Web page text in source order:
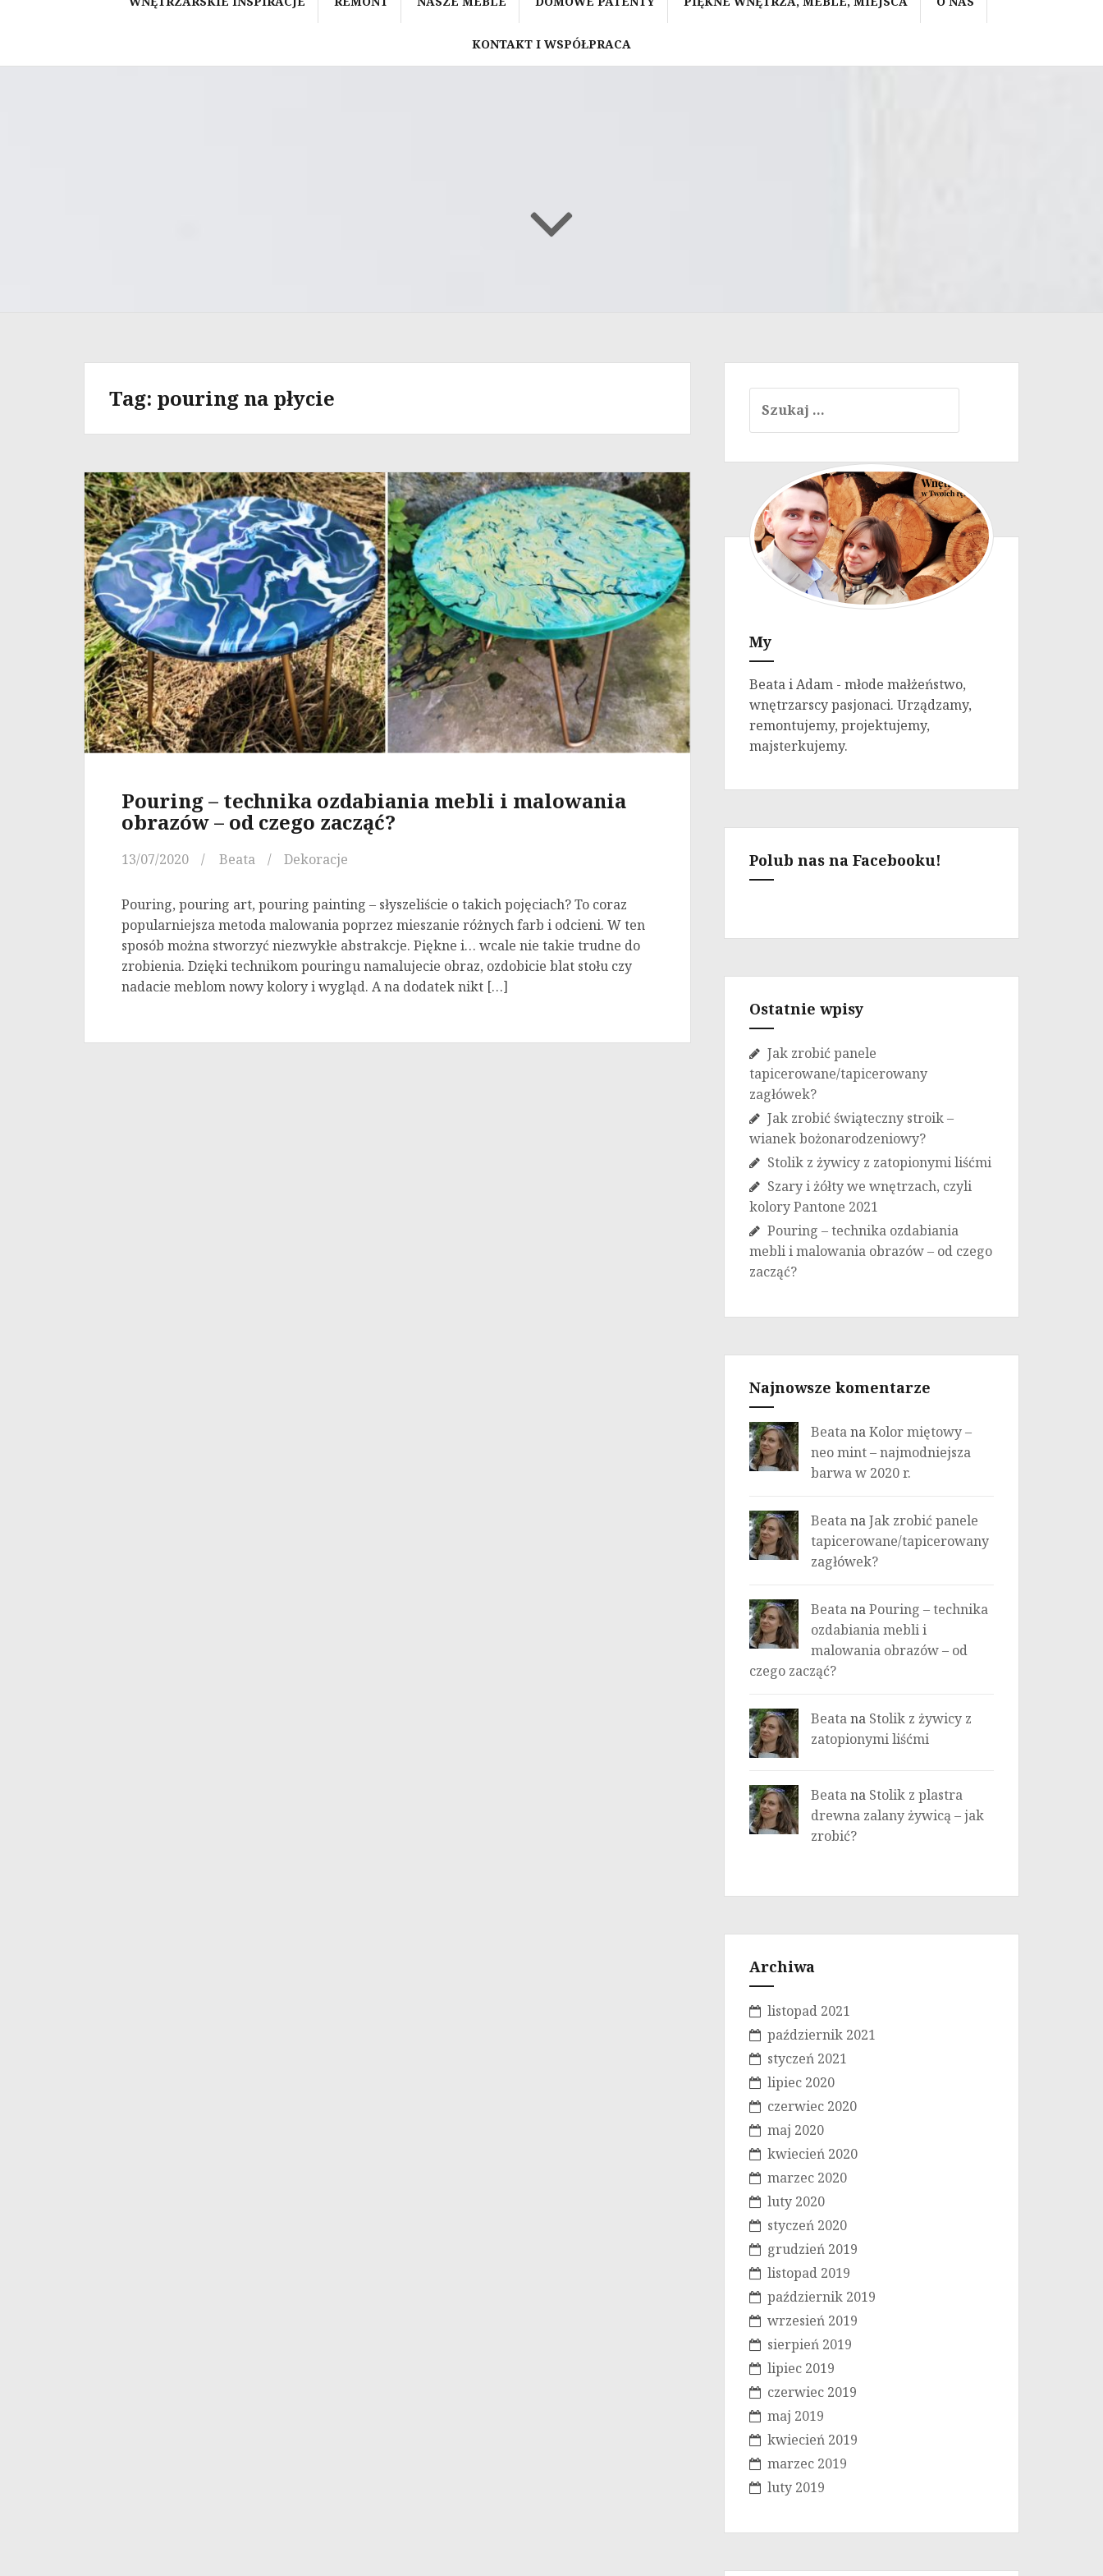
KONTAKT I WSPÓŁPRACA
Tag: pouring na płycie
Pouring – technika ozdabiania mebli i malowania
obrazów – od czego zacząć?
13/07/2020 Beata Dekoracje
Pouring, pouring art, pouring painting – słyszeliście o takich pojęciach? To coraz
popularniejsza metoda malowania poprzez mieszanie różnych farb i odcieni. W ten
sposób można stworzyć niezwykłe abstrakcje. Piękne i… wcale nie takie trudne do
zrobienia. Dzięki technikom pouringu namalujecie obraz, ozdobicie blat stołu czy
nadacie meblom nowy kolory i wygląd. A na dodatek nikt […]
My
Beata i Adam - młode małżeństwo,
wnętrzarscy pasjonaci. Urządzamy,
remontujemy, projektujemy,
majsterkujemy.
Polub nas na Facebooku!
Ostatnie wpisy
Jak zrobić panele
tapicerowane/tapicerowany
zagłówek?
Jak zrobić świąteczny stroik –
wianek bożonarodzeniowy?
Stolik z żywicy z zatopionymi liśćmi
Szary i żółty we wnętrzach, czyli
kolory Pantone 2021
Pouring – technika ozdabiania
mebli i malowania obrazów – od czego
zacząć?
Najnowsze komentarze
BeatanaKolor miętowy –
neo mint – najmodniejsza
barwa w 2020 r.
BeatanaJak zrobić panele
tapicerowane/tapicerowany
zagłówek?
BeatanaPouring – technika
ozdabiania mebli i
malowania obrazów – od
czego zacząć?
Beatana Stolik z żywicy z
zatopionymi liśćmi
Beatana Stolik z plastra
drewna zalany żywicą – jak
zrobić?
Archiwa
listopad 2021
październik 2021
styczeń 2021
lipiec 2020
czerwiec 2020
maj 2020
kwiecień 2020
marzec 2020
luty 2020
styczeń 2020
grudzień 2019
listopad 2019
październik 2019
wrzesień 2019
sierpień 2019
lipiec 2019
czerwiec 2019
maj 2019
kwiecień 2019
marzec 2019
luty 2019